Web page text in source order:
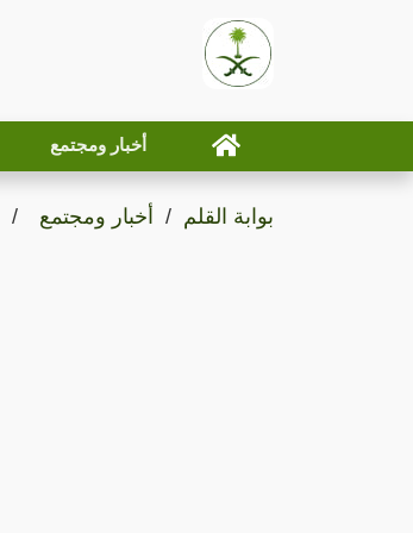
أخبار ومجتمع
بوابة القلم أخبار ومجتمع